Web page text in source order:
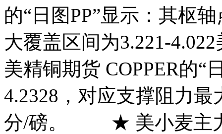
的“日图PP”显示：其枢
大覆盖区间为3.221-
美精铜期货 COPPER的“
4.2328，对应支撑阻力最
分/磅。 ★ 美小麦主力